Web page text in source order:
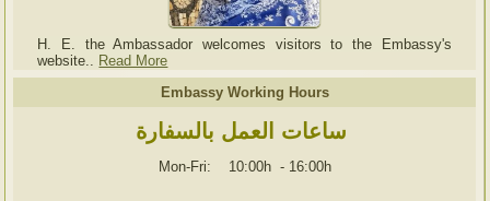
H. E. the Ambassador welcomes visitors to the Embassy's
website..
Read More
Embassy Working Hours
ساعات العمل بالسفارة
Mon-Fri: 10:00h - 16:00h